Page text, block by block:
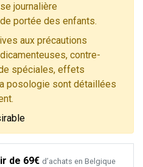
journalière
portée des enfants.
aux précautions
contre-
spéciales, effets
posologie sont détaillées
de 69€ d’achats en Belgique